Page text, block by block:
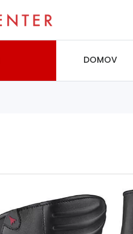
DOMOV